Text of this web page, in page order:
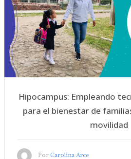
Hipocampus: Empleando
para el bienestar de
movilidad
Por Carolina Arce